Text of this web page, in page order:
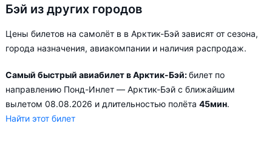
Бэй из других городов
Цены билетов на самолёт в в Арктик-Бэй зависят от сезона,
города назначения, авиакомпании и наличия распродаж.
Самый быстрый авиабилет в Арктик-Бэй:билет по
направлению Понд-Инлет — Арктик-Бэй с ближайшим
вылетом 08.08.2026 и длительностью полёта 45мин.
Найти этот билет